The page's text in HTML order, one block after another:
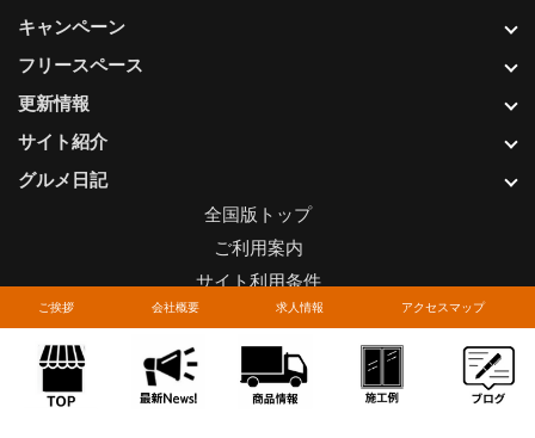
ご挨拶 会社概要 求人情報 アクセスマップ
更新情報
サイト紹介
グルメ日記
キャンペーン
フリースペース
全国版トップ
ご利用案内
サイト利用条件
プライバシーポリシー
関連リンク
お問い合わせについて